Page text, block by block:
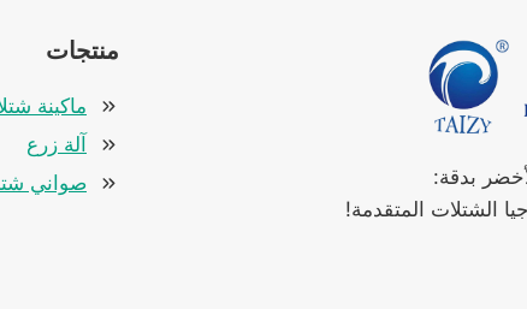
بدقة:
الشتلات المتقدمة!
منتجات
ماكينة
آلة زرع
صواني